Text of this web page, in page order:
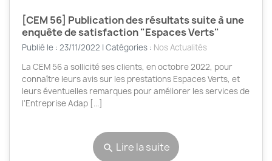
[CEM 56] Publication des résultats suite à une
enquête de satisfaction "Espaces Verts"
Publié le : 23/11/2022 | Catégories : Nos Actualités
La CEM 56 a sollicité ses clients, en octobre 2022, pour
connaître leurs avis sur les prestations Espaces Verts, et
leurs éventuelles remarques pour améliorer les services de
l'Entreprise Adap [...]
search Lire la suite